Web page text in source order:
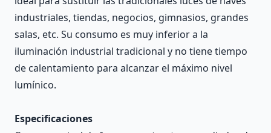
industriales, tiendas, negocios, gimnasios, grandes
salas, etc. Su consumo es muy inferior a la
iluminación industrial tradicional y no tiene tiempo
de calentamiento para alcanzar el máximo nivel
lumínico.
Especificaciones